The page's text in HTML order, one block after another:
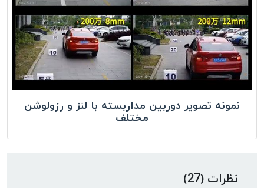
نمونه تصویر دوربین مداربسته با لنز و رزولوشن
مختلف
نظرات (27)